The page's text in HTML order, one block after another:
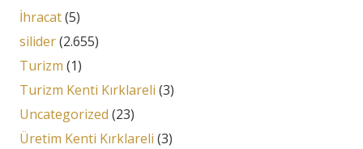
İhracat(5)
silider(2.655)
Turizm (1)
Turizm Kenti Kırklareli (3)
Uncategorized (23)
Üretim Kenti Kırklareli (3)